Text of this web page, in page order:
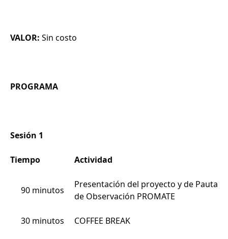
VALOR: Sin costo
PROGRAMA
Sesión 1
Tiempo Actividad
90 minutos
Presentación del proyecto y de Pauta
de Observación PROMATE
30 minutos COFFEE BREAK